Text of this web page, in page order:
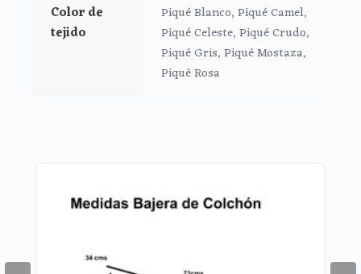
Color de
tejido
Piqué Blanco, Piqué Camel,
Piqué Celeste, Piqué Crudo,
Piqué Gris, Piqué Mostaza,
Piqué Rosa